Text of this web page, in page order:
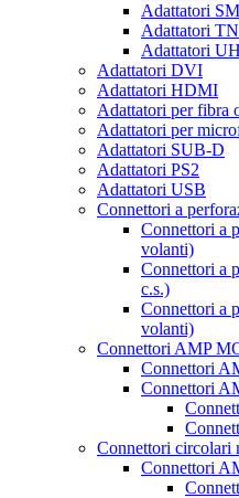
Adattatori
Adattatori
Adattatori
Adattatori DVI
Adattatori HDMI
Adattatori per fibra
Adattatori per
Adattatori SUB-D
Adattatori PS2
Adattatori USB
Connettori a
Connettori a
volanti)
Connettori a
c.s.)
Connettori a
volanti)
Connettori AMP
Connettori
Connettori
Connettori circolari
Connettori